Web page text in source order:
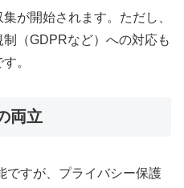
が開始されます。ただし、
（GDPRなど）への対応も
。
両立
ですが、プライバシー保護